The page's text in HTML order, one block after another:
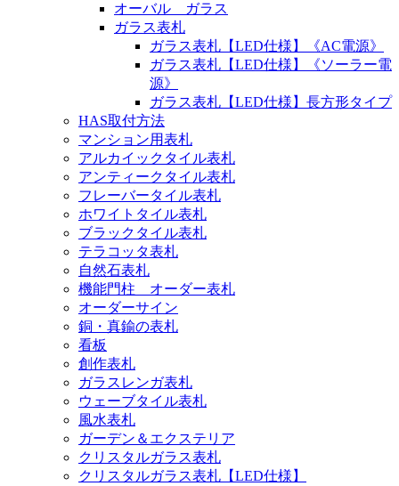
オーバル ガラス
ガラス表札
ガラス表札【LED仕様】《AC電源》
ガラス表札【LED仕様】《ソーラー電
源》
ガラス表札【LED仕様】長方形タイプ
HAS取付方法
マンション用表札
アルカイックタイル表札
アンティークタイル表札
フレーバータイル表札
ホワイトタイル表札
ブラックタイル表札
テラコッタ表札
自然石表札
機能門柱 オーダー表札
オーダーサイン
銅・真鍮の表札
看板
創作表札
ガラスレンガ表札
ウェーブタイル表札
風水表札
ガーデン＆エクステリア
クリスタルガラス表札
クリスタルガラス表札【LED仕様】